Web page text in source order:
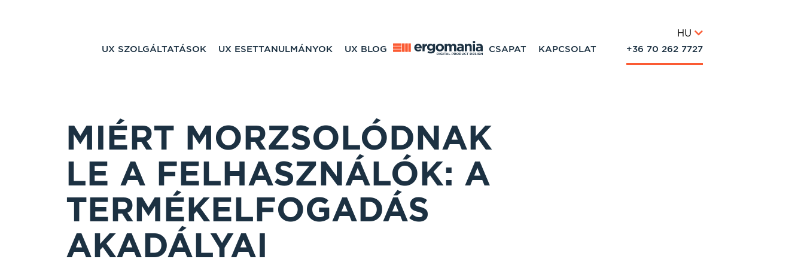
UX SZOLGÁLTATÁSOK UX ESETTANULMÁNYOK UX BLOG
HU
CSAPAT KAPCSOLAT +36 70 262 7727
MIÉRT MORZSOLÓDNAK
LE A FELHASZNÁLÓK: A
TERMÉKELFOGADÁS
AKADÁLYAI